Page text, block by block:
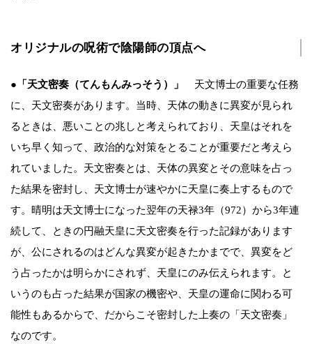
オリジナルの呪術で陰陽師の頂点へ
●「天文密奏（てんもんみっそう）」
天文博士の重要な任務
に、天文密奏があります。当時、天体の動きに異変が見られ
るときは、悪いことの兆しと考えられており、天皇はそれを
いち早く知って、政治的な対策をとることが重要だと考えら
れていました。天文密奏とは、天体の異変とその意味を占っ
た結果を密封し、天文博士が速やかに天皇に奏上するもので
す。晴明は天文博士になった翌年の天禄3年（972）から3年連
続して、ときの円融天皇に天文密奏を行った記録があります
が、公にされるのはどんな異変が起きたかまでで、異変をど
う占ったかは明らかにされず、天皇にのみ伝えられます。と
いうのも占った結果が国家の機密や、天皇の運命に関わる可
能性もあるからで、だからこそ密封した上奏の「天文密奏」
なのです。